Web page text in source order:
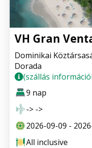
VH Gran
Dominikai
Dorada
(szállás
9 nap
-> ->
2026-09-09 -
All inclusive